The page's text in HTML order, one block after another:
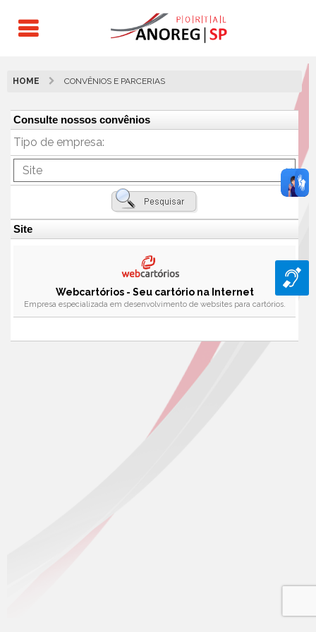
HOME CONVÊNIOS E PARCERIAS
Consulte nossos convênios
Tipo de empresa:
Site
Webcartórios - Seu cartório na Internet
Empresa especializada em desenvolvimento de websites para cartórios.